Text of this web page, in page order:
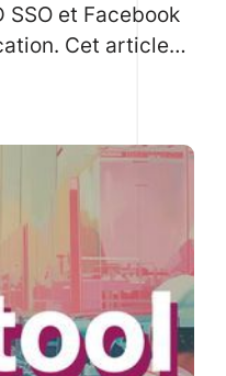
SSO et Facebook
Cet article
des
de
et le stockage